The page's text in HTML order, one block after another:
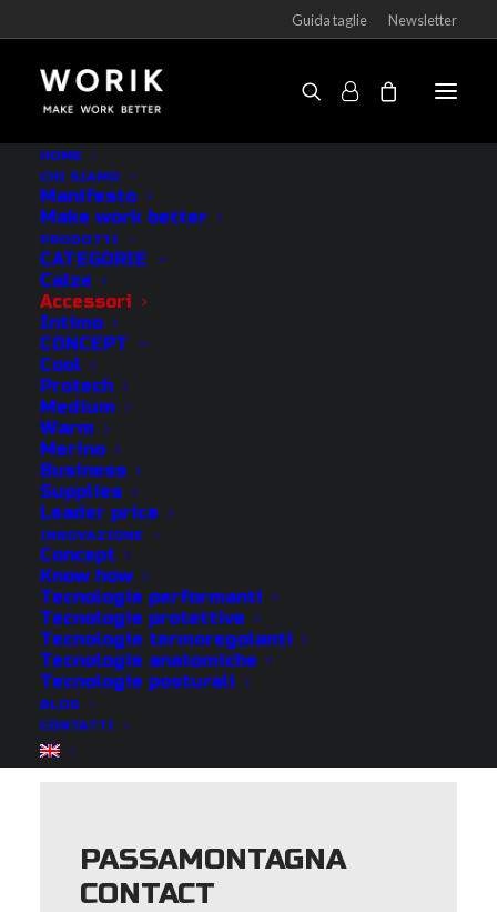
Guida taglie Newsletter
HOME
CHI SIAMO
Manifesto
Make work better
PRODOTTI
CATEGORIE
Calze
Accessori
Intimo
CONCEPT
Cool
Protech
Medium
Warm
Merino
Business
Supplies
Leader price
INNOVAZIONE
Concept
Know how
Tecnologie performanti
Tecnologie protettive
Tecnologie termoregolanti
Tecnologie anatomiche
Tecnologie posturali
BLOG
CONTATTI
Home
PASSAMONTAGNA
CONTACT